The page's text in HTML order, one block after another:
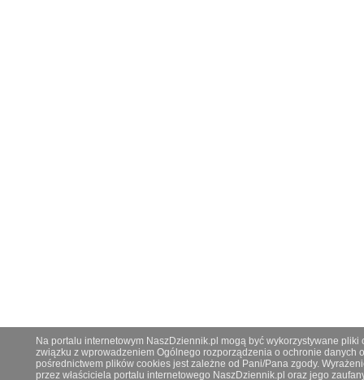
Na portalu internetowym NaszDziennik.pl mogą być wykorzystywane
związku z wprowadzeniem Ogólnego rozporządzenia o ochronie danych
pośrednictwem plików cookies jest zależne od Pani/Pana zgody.
przez właściciela portalu internetowego NaszDziennik.pl oraz jego